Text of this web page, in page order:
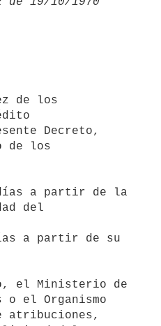
Decreto,
de los
a partir de la
del
a partir de su
el Ministerio de
o el Organismo
atribuciones,